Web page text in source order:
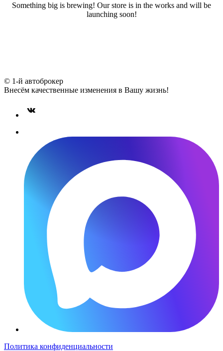
Something big is brewing! Our store is in the works and will be
launching soon!
© 1-й автоброкер
Внесём качественные изменения в Вашу жизнь!
Политика конфиденциальности